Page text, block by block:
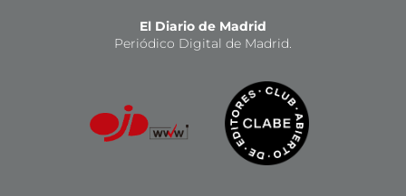
El Diario de Madrid
Periódico Digital de Madrid.